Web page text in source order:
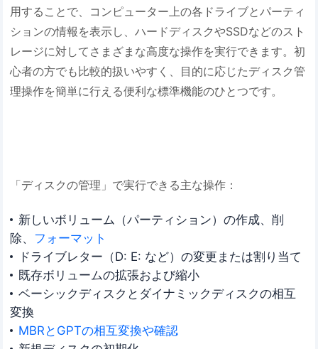
用することで、コンピューター上の各ドライブとパーティ
ションの情報を表示し、ハードディスクやSSDなどのスト
レージに対してさまざまな高度な操作を実行できます。初
心者の方でも比較的扱いやすく、目的に応じたディスク管
理操作を簡単に行える便利な標準機能のひとつです。
「ディスクの管理」で実行できる主な操作：
新しいボリューム（パーティション）の作成、削
除、 フォーマット
ドライブレター（D: E: など）の変更または割り当て
既存ボリュームの拡張および縮小
ベーシックディスクとダイナミックディスクの相互
変換
MBRとGPTの相互変換や確認